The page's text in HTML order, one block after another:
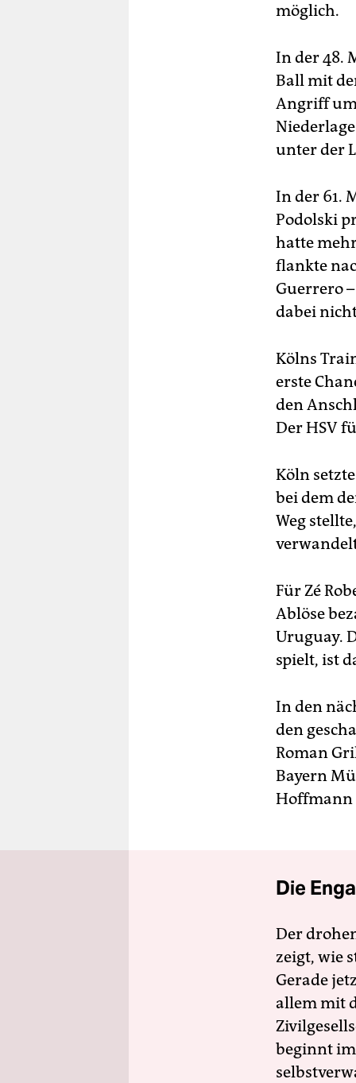
möglich.
In der 48.
Ball mit
Angriff
unter der
In der 61.
Podolski
hatte
flankte
Guerrero
dabei
Kölns
erste
den
Der HSV
Köln
bei dem
Weg
Für Zé
Ablöse
Uruguay.
spielt, ist
In den
den
Roman
Bayern
Hoffmann
Die
Der
zeigt, wie
Gerade
allem mit
beginnt